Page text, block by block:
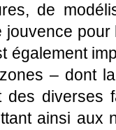
de
jouvence
également
– dont
des diverses
ainsi aux